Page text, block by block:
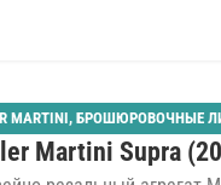
MARTINI,БРОШЮРОВОЧНЫЕ
Martini Supra